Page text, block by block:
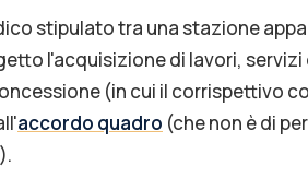
stipulato tra una stazione
l'acquisizione di lavori,
(in cui il corrispettivo
accordo quadro (che non è di